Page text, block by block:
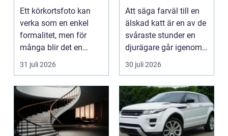
alltid blir godkänt
Ett körkortsfoto kan
verka som en enkel
formalitet, men för
många blir det en
oväntad källa till str...
31 juli 2026
trygg
Att säga farväl till en
älskad katt är en av de
svåraste stunder en
djurägare går igenom.
Beslutet o...
30 juli 2026